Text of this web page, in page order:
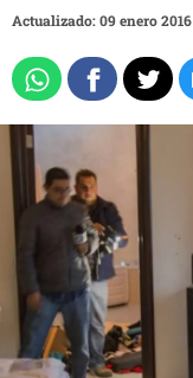
Actualizado: 09 enero 2016